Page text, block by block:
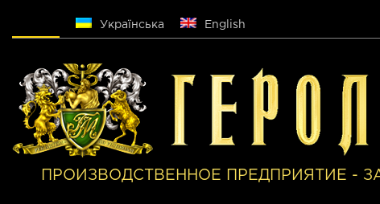
Українська English
ПРОИЗВОДСТВЕННОЕ ПРЕДПРИЯТИЕ -